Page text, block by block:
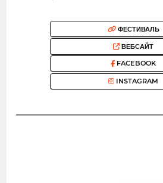
ФЕСТИВАЛЬ
ВЕБСАЙТ
FACEBOOK
INSTAGRAM